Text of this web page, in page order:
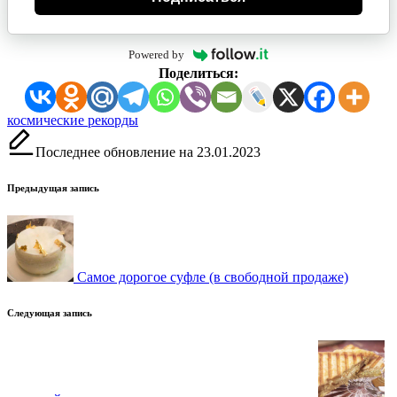
Powered by
Поделиться:
Метки:
космические рекорды
Последнее обновление на 23.01.2023
Навигация
записи
Предыдущая запись
Самое дорогое суфле (в свободной продаже)
Следующая запись